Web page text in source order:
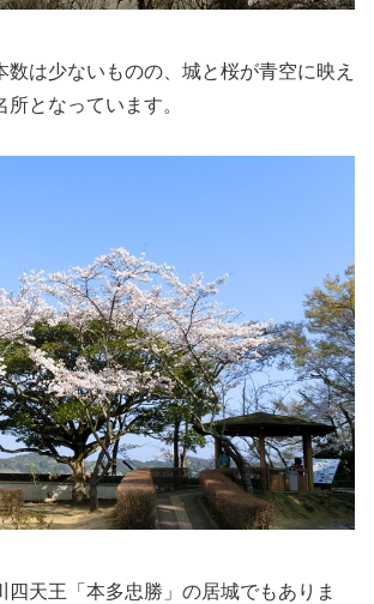
数は少ないものの、城と桜が青空に映え
となっています。
四天王「本多忠勝」の居城でもありま